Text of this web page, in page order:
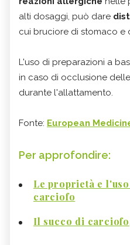
alti dosaggi, può dare
cui bruciore di stomaco e
L'uso di preparazioni a
in caso di occlusione
durante l'allattamento.
Fonte: European
Per approfondire:
Le proprietà e
carciofo
Il succo di